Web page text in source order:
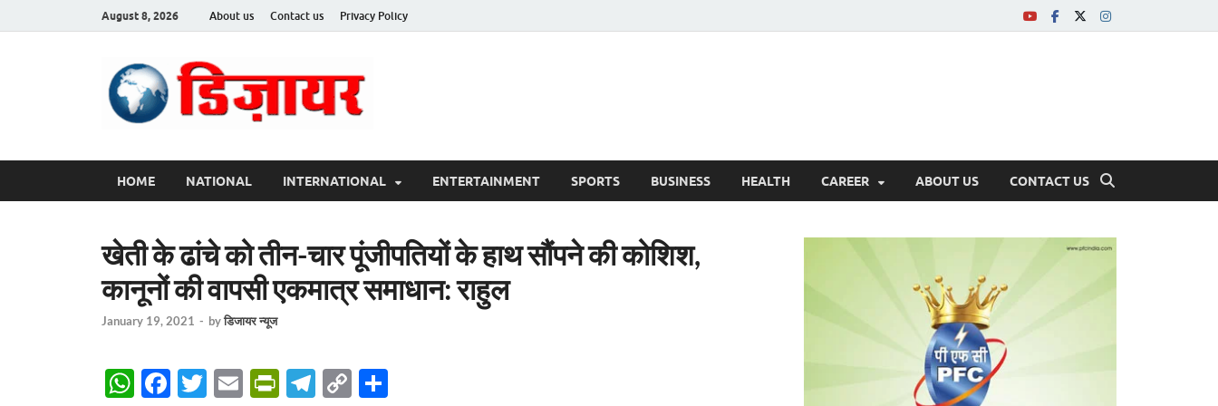
August 8, 2026 About us Contact us Privacy Policy
HOME NATIONAL INTERNATIONAL ENTERTAINMENT SPORTS BUSINESS HEALTH CAREER ABOUT US CONTACT US
खेती के ढांचे को तीन-चार पूंजीपतियों के हाथ सौंपने की कोशिश,
कानूनों की वापसी एकमात्र समाधान: राहुल
January 19, 2021 - byडिजायर न्यूज
W F
T
E
P
T
C